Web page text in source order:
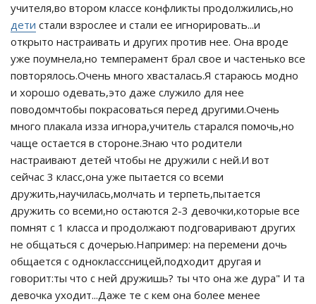
учителя,во втором классе конфликты продолжились,но
дети стали взрослее и стали ее игнорировать...и
открыто настраивать и других против нее. Она вроде
уже поумнела,но темперамент брал свое и частенько все
повторялось.Очень много хвасталась.Я стараюсь модно
и хорошо одевать,это даже служило для нее
поводомчтобы покрасоваться перед другими.Очень
много плакала изза игнора,учитель старался помочь,но
чаще остается в стороне.Знаю что родители
настраивают детей чтобы не дружили с ней.И вот
сейчас 3 класс,она уже пытается со всеми
дружить,научилась,молчать и терпеть,пытается
дружить со всеми,но остаются 2-3 девочки,которые все
помнят с 1 класса и продолжают подговаривают других
не общаться с дочерью.Например: на перемени дочь
общается с однокласссницей,подходит другая и
говорит:ты что с ней дружишь? ты что она же дура" И та
девочка уходит...Даже те с кем она более менее